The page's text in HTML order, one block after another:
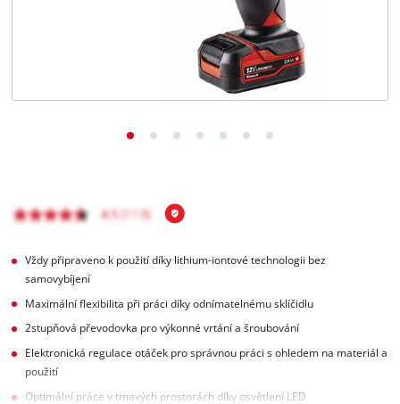
Vždy připraveno k použití díky lithium-iontové technologii bez
samovybíjení
Maximální flexibilita při práci díky odnímatelnému sklíčidlu
2stupňová převodovka pro výkonné vrtání a šroubování
Elektronická regulace otáček pro správnou práci s ohledem na materiál a
použití
Optimální práce v tmavých prostorách díky osvětlení LED